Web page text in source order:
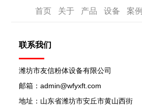
首页 关于 产品 设备 案例
联系我们
潍坊市友信粉体设备有限公司
邮箱：admin@wfyxft.com
地址：山东省潍坊市安丘市黄山西街